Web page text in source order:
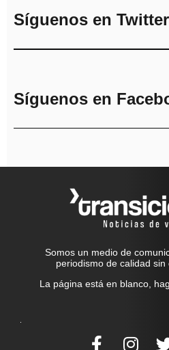
Síguenos en Twitter
Síguenos en
Somos un medio de
periodismo de calidad sin
La página está en blanco,